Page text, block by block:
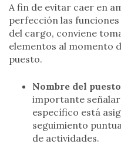
A fin de evitar caer en
perfección las
del cargo, conviene
elementos al momento
puesto.
Nombre del
importante señalar
específico está
seguimiento
de actividades.